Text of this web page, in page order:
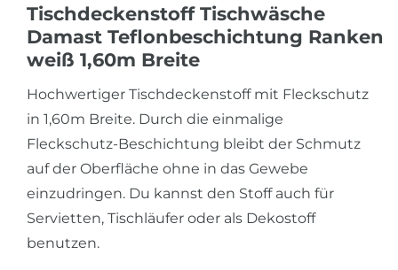
Tischdeckenstoff Tischwäsche
Damast Teflonbeschichtung Ranken
weiß 1,60m Breite
Hochwertiger Tischdeckenstoff mit Fleckschutz
in 1,60m Breite. Durch die einmalige
Fleckschutz-Beschichtung bleibt der Schmutz
auf der Oberfläche ohne in das Gewebe
einzudringen. Du kannst den Stoff auch für
Servietten, Tischläufer oder als Dekostoff
benutzen.